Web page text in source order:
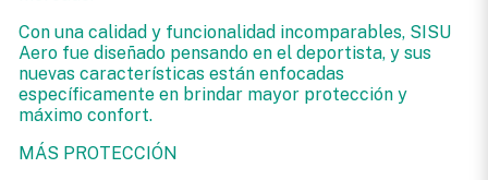
Con una calidad y funcionalidad incomparables, SISU
Aero fue diseñado pensando en el deportista, y sus
nuevas características están enfocadas
específicamente en brindar mayor protección y
máximo confort.
MÁS PROTECCIÓN